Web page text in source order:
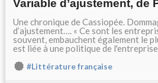
Variable d’ajustement, de
Une chronique de Cassiopée.
d’ajustement…. « Ce sont les
souvent, embauchent également le
est liée à une politique de
#Littérature française